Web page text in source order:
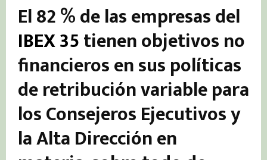
El 82 % de las empresas del
IBEX 35tienen objetivos no
financieros en sus políticas
de retribución variable para
los Consejeros Ejecutivos y
la Alta Dirección en